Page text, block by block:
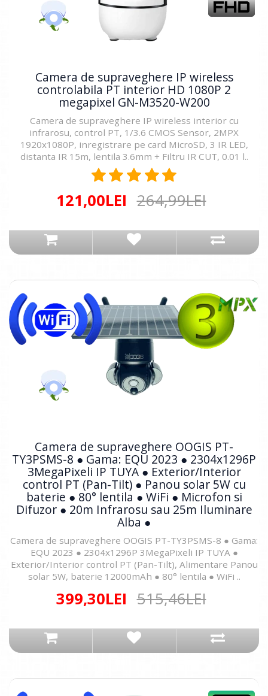
Camera de supraveghere IP wireless
controlabila PT interior HD 1080P 2
megapixel GN-M3520-W200
Camera de supraveghere IP wireless interior cu
infrarosu, control PT, 1/3.6 CMOS Sensor, 2MPX
1920x1080P, inregistrare pe card MicroSD, 3 IR LED,
distanta IR 15m, lentila 3.6mm + Filtru IR CUT, 0.01 l..
121,00LEI 264,99LEI
Camera de supraveghere OOGIS PT-
TY3PSMS-8 ● Gama: EQU 2023 ● 2304x1296P
3MegaPixeli IP TUYA ● Exterior/Interior
control PT (Pan-Tilt) ● Panou solar 5W cu
baterie ● 80° lentila ● WiFi ● Microfon si
Difuzor ● 20m Infrarosu sau 25m Iluminare
Alba ●
Camera de supraveghere OOGIS PT-TY3PSMS-8 ● Gama:
EQU 2023 ● 2304x1296P 3MegaPixeli IP TUYA ●
Exterior/Interior control PT (Pan-Tilt), Alimentare Panou
solar 5W, baterie 12000mAh ● 80° lentila ● WiFi ..
399,30LEI 515,46LEI